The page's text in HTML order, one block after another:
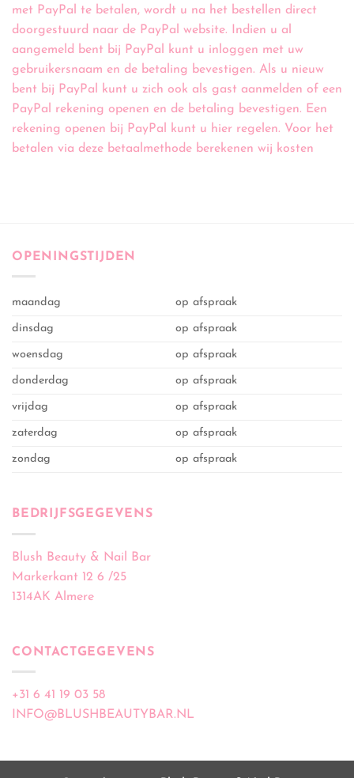
met PayPal te betalen, wordt u na het bestellen direct
doorgestuurd naar de PayPal website. Indien u al
aangemeld bent bij PayPal kunt u inloggen met uw
gebruikersnaam en de betaling bevestigen. Als u nieuw
bent bij PayPal kunt u zich ook als gast aanmelden of een
PayPal rekening openen en de betaling bevestigen. Een
rekening openen bij PayPal kunt u hier regelen. Voor het
betalen via deze betaalmethode berekenen wij kosten
OPENINGSTIJDEN
maandag op afspraak
dinsdag op afspraak
woensdag op afspraak
donderdag op afspraak
vrijdag op afspraak
zaterdag op afspraak
zondag op afspraak
BEDRIJFSGEGEVENS
Blush Beauty & Nail Bar
Markerkant 12 6 /25
1314AK Almere
CONTACTGEGEVENS
+31 6 41 19 03 58
INFO@BLUSHBEAUTYBAR.NL